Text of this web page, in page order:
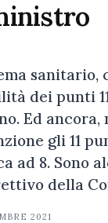
sanitario,
dei punti
Ed ancora,
gli 11
ad 8. Sono
della
2021